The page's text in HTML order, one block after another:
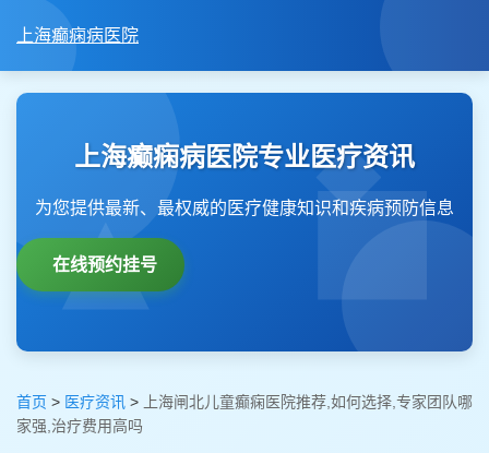
上海癫痫病医院
上海癫痫病医院专业医疗资讯
为您提供最新、最权威的医疗健康知识和疾病预防信息
在线预约挂号
首页 > 医疗资讯 >
上海闸北儿童癫痫医院推荐,如何选择,专家团队哪
家强,治疗费用高吗